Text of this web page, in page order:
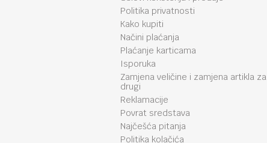
Politika privatnosti
Kako kupiti
Načini plaćanja
Plaćanje karticama
Isporuka
Zamjena veličine i zamjena artikla za
drugi
Reklamacije
Povrat sredstava
Najčešća pitanja
Politika kolačića